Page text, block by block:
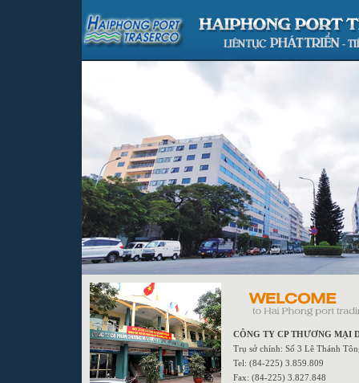
CÔNG TY CP THƯƠNG MẠI
Trụ sở chính: Số 3 Lê Thánh
Tel: (84-225) 3.859.809
Fax: (84-225) 3.827.848